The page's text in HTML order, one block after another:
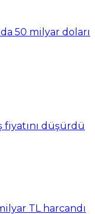
50 milyar doları
fiyatını düşürdü
TL harcandı